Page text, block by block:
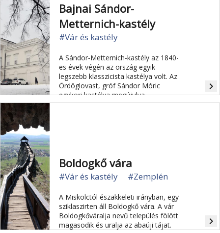
Bajnai Sándor-
Metternich-kastély
#Vár és kastély
A Sándor-Metternich-kastély az 1840-
es évek végén az ország egyik
legszebb klasszicista kastélya volt. Az
Ördöglovast, gróf Sándor Móric
egykori kastélya megújulva
látogatható.
navigate_next
Boldogkő vára
#Vár és kastély #Zemplén
A Miskolctól északkeleti irányban, egy
sziklaszirten áll Boldogkő vára. A vár
Boldogkőváralja nevű település fölött
magasodik és uralja az abaúji tájat.
navigate_next